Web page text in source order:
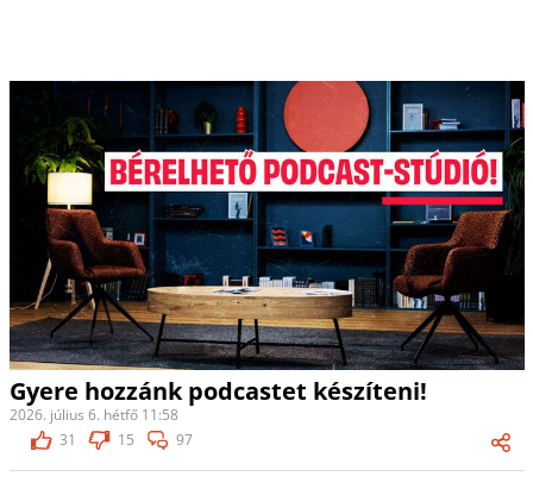
Gyere hozzánk podcastet készíteni!
2026. július 6. hétfő 11:58
31
15 97